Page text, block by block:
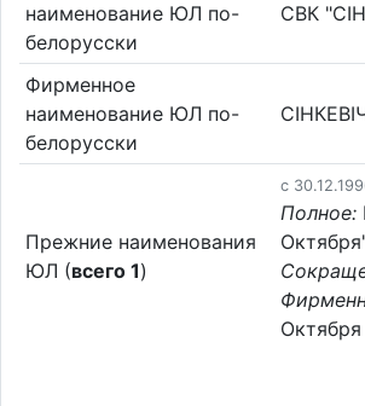
наименование ЮЛ по-
белорусски
СВК
Фирменное
наименование ЮЛ по-
белорусски
Прежние наименования
ЮЛ (всего 1)
c
Полное:
Октября